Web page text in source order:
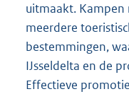
uitmaakt.
meerdere
bestemmingen,
IJsseldelta en de
Effectieve